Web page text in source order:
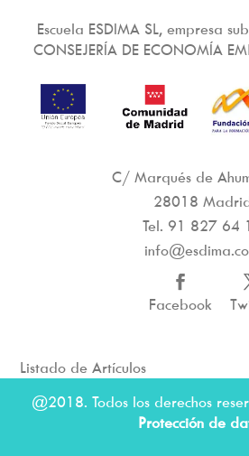
Escuela ESDIMA SL, empresa
CONSEJERÍA DE ECONOMÍA
C/ Marqués de
28018
Tel. 91 827 64
Facebook
Listado de Artículos
@2018. Todos los derechos
Protección de